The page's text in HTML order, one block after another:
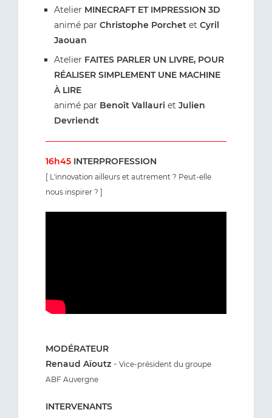
Atelier MINECRAFT ET IMPRESSION 3D
animé par Christophe Porchet et Cyril
Jaouan
Atelier FAITES PARLER UN LIVRE, POUR
RÉALISER SIMPLEMENT UNE MACHINE
À LIRE
animé par Benoît Vallauri et Julien
Devriendt
16h45 INTERPROFESSION
[ L'innovation ailleurs et autrement ? Peut-elle
nous inspirer ? ]
MODÉRATEUR
Renaud Aïoutz - Vice-président du groupe
ABF Auvergne
INTERVENANTS